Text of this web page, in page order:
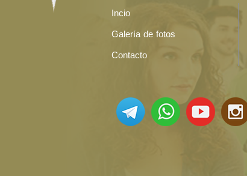
Incio
Galería de fotos
Contacto